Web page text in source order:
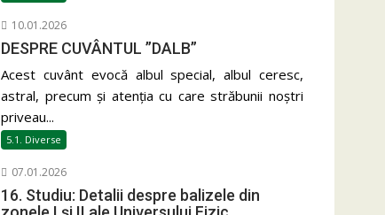
10.01.2026
DESPRE CUVÂNTUL ”DALB”
Acest cuvânt evocă albul special, albul ceresc,
astral, precum și atenția cu care străbunii noștri
priveau...
5.1. Diverse
07.01.2026
16. Studiu: Detalii despre balizele din